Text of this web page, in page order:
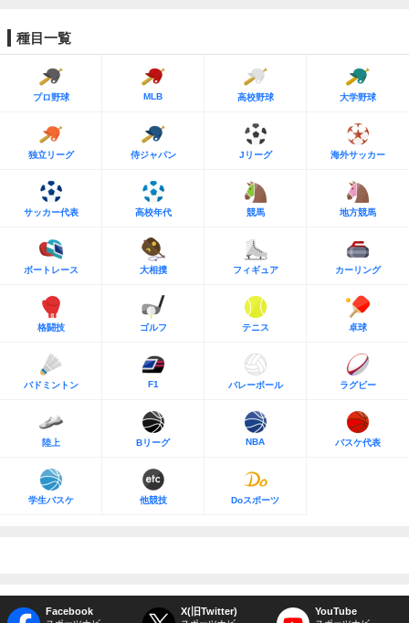
種目一覧
プロ野球 MLB 高校野球 大学野球
独立リーグ 侍ジャパン Jリーグ 海外サッカー
サッカー代表 高校年代 競馬 地方競馬
ボートレース 大相撲 フィギュア カーリング
格闘技 ゴルフ テニス 卓球
バドミントン F1 バレーボール ラグビー
陸上 Bリーグ NBA バスケ代表
学生バスケ 他競技 Doスポーツ
Facebook X(旧Twitter) YouTube